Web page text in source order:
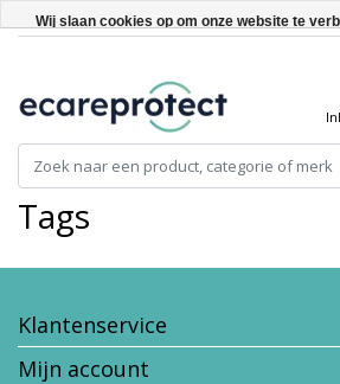
Tags
Klantenservice
Mijn account
Wij slaan cookies op om onze website te